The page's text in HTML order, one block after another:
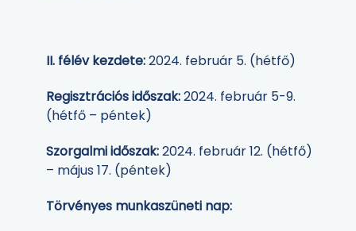
II. félév kezdete:2024. február 5. (hétfő)
Regisztrációs időszak:2024. február 5-9.
(hétfő – péntek)
Szorgalmi időszak:2024. február 12. (hétfő)
– május 17. (péntek)
Törvényes munkaszüneti nap: